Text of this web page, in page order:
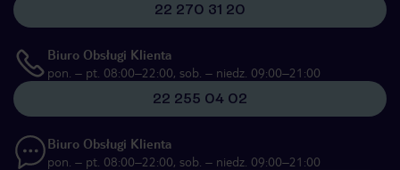
22 270 31 20
Biuro Obsługi Klienta
pon. – pt. 08:00–22:00, sob. – niedz. 09:00–21:00
22 255 04 02
Biuro Obsługi Klienta
pon. – pt. 08:00–22:00, sob. – niedz. 09:00–21:00